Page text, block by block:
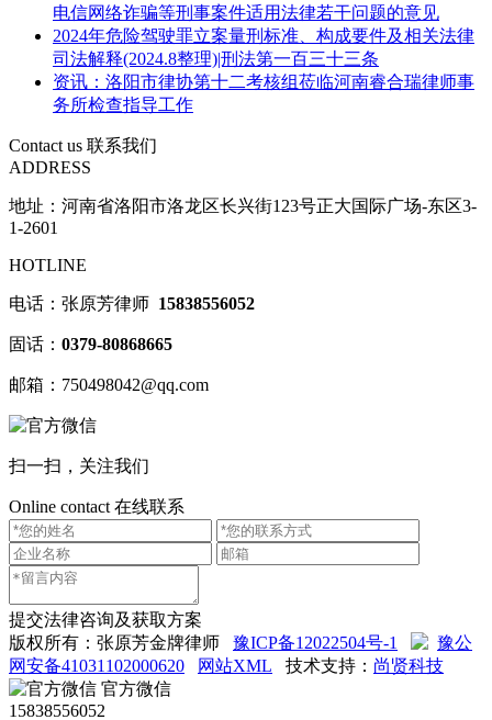
电信网络诈骗等刑事案件适用法律若干问题的意见
2024年危险驾驶罪立案量刑标准、构成要件及相关法律
司法解释(2024.8整理)|刑法第一百三十三条
资讯：洛阳市律协第十二考核组莅临河南睿合瑞律师事
务所检查指导工作
Contact us 联系我们
ADDRESS
地址：河南省洛阳市洛龙区长兴街123号正大国际广场-东区3-
1-2601
HOTLINE
电话：张原芳律师 15838556052
固话： 0379-80868665
邮箱：750498042@qq.com
扫一扫，关注我们
Online contact 在线联系
提交法律咨询及获取方案
版权所有：张原芳金牌律师 豫ICP备12022504号-1
豫公
网安备41031102000620
网站XML 技术支持： 尚贤科技
官方微信
15838556052